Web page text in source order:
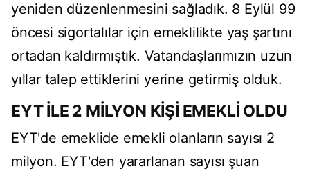
yeniden düzenlenmesini sağladık. 8 Eylül 99
öncesi sigortalılar için emeklilikte yaş şartını
ortadan kaldırmıştık. Vatandaşlarımızın uzun
yıllar talep ettiklerini yerine getirmiş olduk.
EYT İLE 2 MİLYON KİŞİ EMEKLİ OLDU
EYT'de emeklide emekli olanların sayısı 2
milyon. EYT'den yararlanan sayısı şuan